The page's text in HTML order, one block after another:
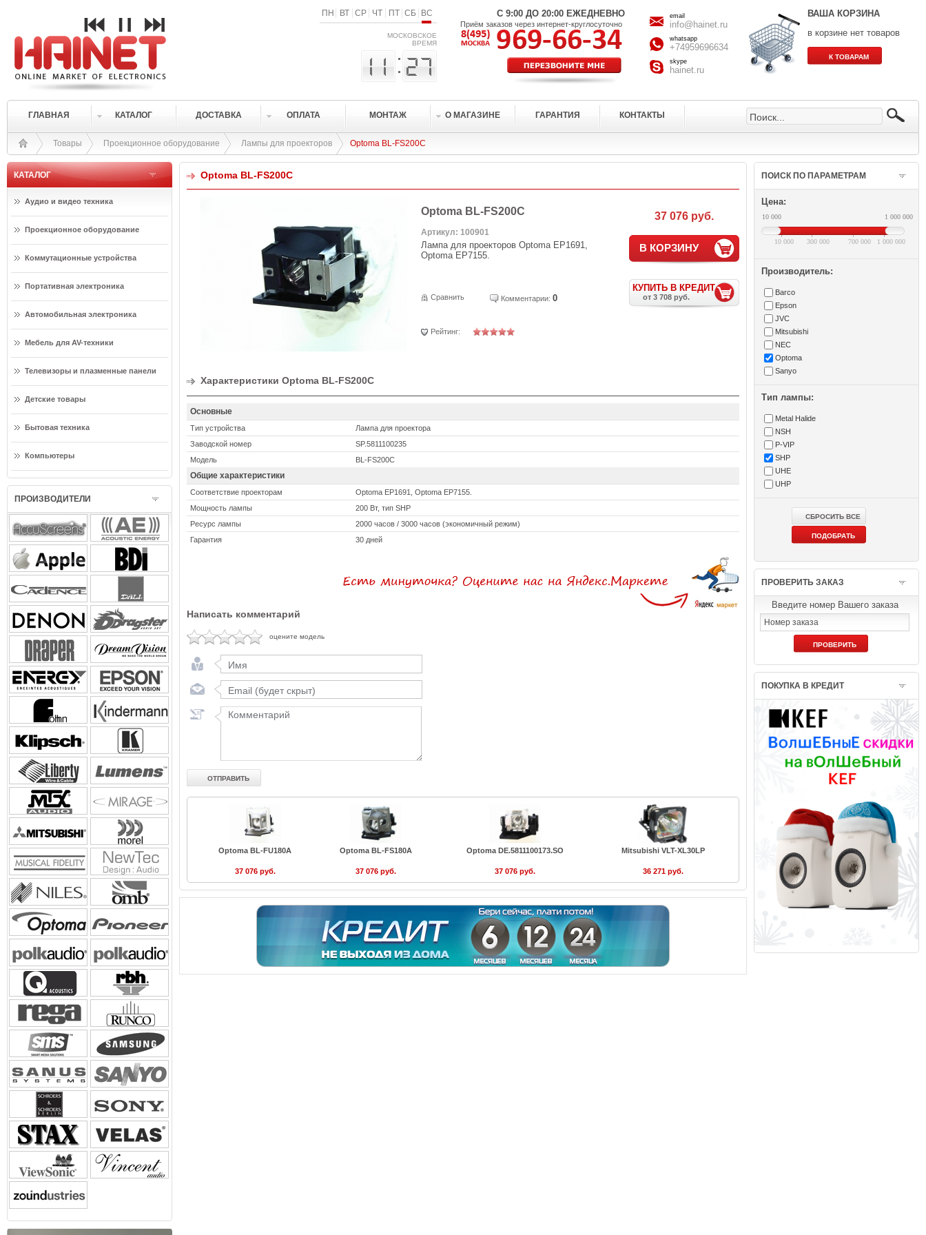
ПН ВТ СР ЧТ ПТ СБ ВС
МОСКОВСКОЕ
ВРЕМЯ
С 9:00 ДО 20:00 ЕЖЕДНЕВНО
Приём заказов через интернет-круглосуточно
email
info@hainet.ru
whatsapp
+74959696634
skype
hainet.ru
ВАША КОРЗИНА
в корзине нет товаров
ГЛАВНАЯ КАТАЛОГ ДОСТАВКА ОПЛАТА МОНТАЖ О МАГАЗИНЕ ГАРАНТИЯ КОНТАКТЫ
Товары Проекционное оборудование Лампы для проекторов Optoma BL-FS200C
КАТАЛОГ
Аудио и видео техника
Проекционное оборудование
Коммутационные устройства
Портативная электроника
Автомобильная электроника
Мебель для AV-техники
Телевизоры и плазменные панели
Детские товары
Бытовая техника
Компьютеры
ПРОИЗВОДИТЕЛИ
Optoma BL-FS200C
Optoma BL-FS200C
Артикул: 100901
Лампа для проекторов Optoma EP1691,
Optoma EP7155.
Сравнить Комментарии: 0
Рейтинг:
37 076 руб.
В КОРЗИНУ
КУПИТЬ В КРЕДИТ
от 3 708 руб.
Характеристики Optoma BL-FS200C
Основные
Тип устройства
Лампа для проектора
Заводской номер
SP.5811100235
Модель
BL-FS200C
Общие характеристики
Соответствие проекторам
Optoma EP1691, Optoma EP7155.
Мощность лампы
200 Вт, тип SHP
Ресурс лампы
2000 часов / 3000 часов (экономичный режим)
Гарантия
30 дней
Написать комментарий
оцените модель
Optoma BL-FU180A
37 076 руб.
Optoma BL-FS180A
37 076 руб.
Optoma DE.5811100173.SO
37 076 руб.
Mitsubishi VLT-XL30LP
36 271 руб.
ПОИСК ПО ПАРАМЕТРАМ
Цена:
10 000 1 000 000
10 000 1 000 000
300 000 700 000
Производитель:
Barco
Epson
JVC
Mitsubishi
NEC
Optoma
Sanyo
Тип лампы:
Metal Halide
NSH
P-VIP
SHP
UHE
UHP
ПРОВЕРИТЬ ЗАКАЗ
Введите номер Вашего заказа
ПОКУПКА В КРЕДИТ